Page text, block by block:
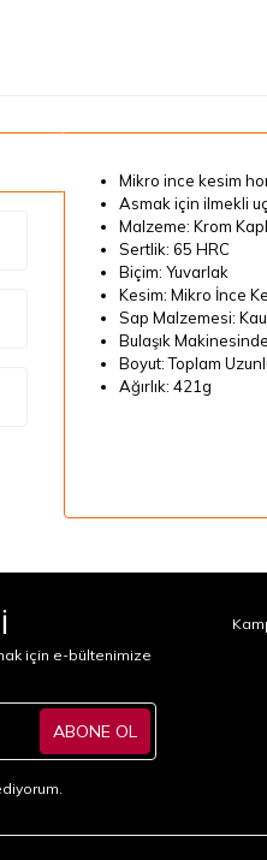
Mikro ince kesim
Asmak için ilmekli
Malzeme: Krom
Sertlik: 65 HRC
Biçim: Yuvarlak
Kesim: Mikro İnce
Sap Malzemesi:
Bulaşık
Boyut: Toplam
Ağırlık: 421g
için e-bültenimize
ABONE OL